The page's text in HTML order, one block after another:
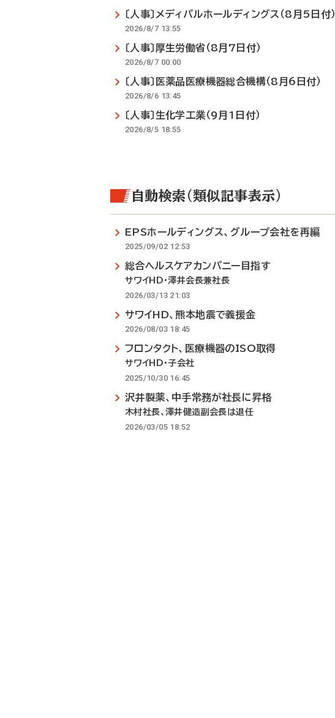
〔人事〕メディパルホールディングス（8月5日付）
2026/8/7 13:55
〔人事〕厚生労働省（8月7日付）
2026/8/7 00:00
〔人事〕医薬品医療機器総合機構（8月6日付）
2026/8/6 13:45
〔人事〕生化学工業（9月1日付）
2026/8/5 18:55
自動検索（類似記事表示）
EPSホールディングス、グループ会社を再編
2025/09/02 12:53
総合ヘルスケアカンパニー目指す
サワイHD・澤井会長兼社長
2026/03/13 21:03
サワイHD、熊本地震で義援金
2026/08/03 18:45
フロンタクト、医療機器のISO取得
サワイHD・子会社
2025/10/30 16:45
沢井製薬、中手常務が社長に昇格
木村社長、澤井健造副会長は退任
2026/03/05 18:52